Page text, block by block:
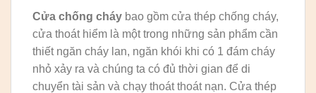
Cửa chống cháy bao gồm cửa thép chống cháy,
cửa thoát hiểm là một trong những sản phẩm cần
thiết ngăn cháy lan, ngăn khói khi có 1 đám cháy
nhỏ xảy ra và chúng ta có đủ thời gian để di
chuyển tài sản và chạy thoát thoát nạn. Cửa thép